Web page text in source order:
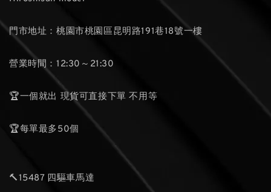
門市地址：桃園市桃園區昆明路191巷18號一樓
營業時間：12:30～21:30
🏆一個就出 現貨可直接下單 不用等
🏆每單最多50個
🔨15487 四驅車馬達